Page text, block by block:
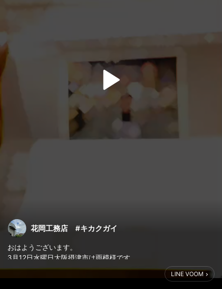
花岡工務店 #キカクガイ
おはようございます。
3月12日水曜日大阪摂津市は雨模様です。
イケてる大工さんになろう。
LINE VOOM